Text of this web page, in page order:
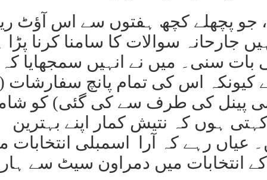
جو پچھلے کچھ ہفتوں سے اس آؤٹ
جارحانہ سوالات کا سامنا کرنا
بات سنی۔ میں نے انہیں سمجھایا
کیونکہ اس کی تمام پانچ
پینل کی طرف سے کی گئی) کو
ہوں کہ نتیش کمار اپنے بہترین
عیاں رہے کہ آرا اسمبلی انتخابات
پی آئی (ایم ایل) ایل 2020 کے انتخابات میں دمراون سیٹ سے